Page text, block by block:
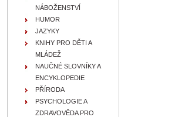
NÁBOŽENSTVÍ
HUMOR
JAZYKY
KNIHY PRO DĚTI A
MLÁDEŽ
NAUČNÉ SLOVNÍKY A
ENCYKLOPEDIE
PŘÍRODA
PSYCHOLOGIE A
ZDRAVOVĚDA PRO